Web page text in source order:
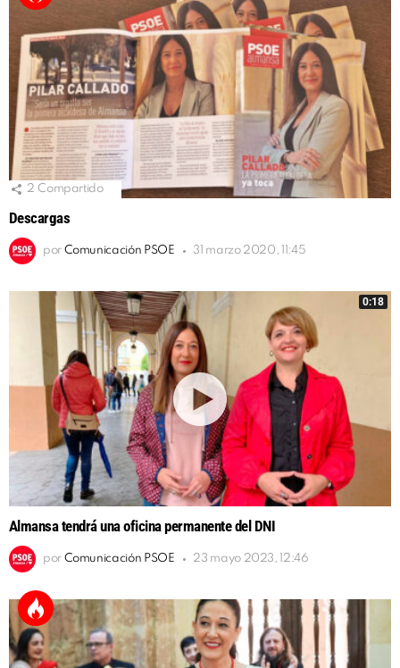
2 Compartido
Descargas
por Comunicación PSOE 31 marzo 2020, 11:45
0:18
Almansa tendrá una oficina permanente del DNI
por Comunicación PSOE 23 mayo 2023, 12:46